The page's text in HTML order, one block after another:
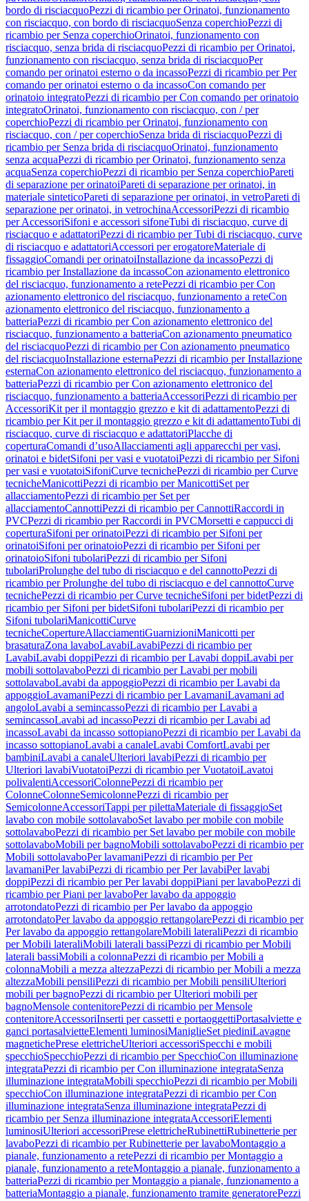
bordo di risciacquoPezzi di ricambio per Orinatoi, funzionamento
con risciacquo, con bordo di risciacquoSenza coperchioPezzi di
ricambio per Senza coperchioOrinatoi, funzionamento con
risciacquo, senza brida di risciacquoPezzi di ricambio per Orinatoi,
funzionamento con risciacquo, senza brida di risciacquoPer
comando per orinatoi esterno o da incassoPezzi di ricambio per Per
comando per orinatoi esterno o da incassoCon comando per
orinatoio integratoPezzi di ricambio per Con comando per orinatoio
integratoOrinatoi, funzionamento con risciacquo, con / per
coperchioPezzi di ricambio per Orinatoi, funzionamento con
risciacquo, con / per coperchioSenza brida di risciacquoPezzi di
ricambio per Senza brida di risciacquoOrinatoi, funzionamento
senza acquaPezzi di ricambio per Orinatoi, funzionamento senza
acquaSenza coperchioPezzi di ricambio per Senza coperchioPareti
di separazione per orinatoiPareti di separazione per orinatoi, in
materiale sinteticoPareti di separazione per orinatoi, in vetroPareti di
separazione per orinatoi, in vetrochinaAccessoriPezzi di ricambio
per AccessoriSifoni e accessori sifoneTubi di risciacquo, curve di
risciacquo e adattatoriPezzi di ricambio per Tubi di risciacquo, curve
di risciacquo e adattatoriAccessori per erogatoreMateriale di
fissaggioComandi per orinatoiInstallazione da incassoPezzi di
ricambio per Installazione da incassoCon azionamento elettronico
del risciacquo, funzionamento a retePezzi di ricambio per Con
azionamento elettronico del risciacquo, funzionamento a reteCon
azionamento elettronico del risciacquo, funzionamento a
batteriaPezzi di ricambio per Con azionamento elettronico del
risciacquo, funzionamento a batteriaCon azionamento pneumatico
del risciacquoPezzi di ricambio per Con azionamento pneumatico
del risciacquoInstallazione esternaPezzi di ricambio per Installazione
esternaCon azionamento elettronico del risciacquo, funzionamento a
batteriaPezzi di ricambio per Con azionamento elettronico del
risciacquo, funzionamento a batteriaAccessoriPezzi di ricambio per
AccessoriKit per il montaggio grezzo e kit di adattamentoPezzi di
ricambio per Kit per il montaggio grezzo e kit di adattamentoTubi di
risciacquo, curve di risciacquo e adattatoriPlacche di
coperturaComandi d’usoAllacciamenti agli apparecchi per vasi,
orinatoi e bidetSifoni per vasi e vuotatoiPezzi di ricambio per Sifoni
per vasi e vuotatoiSifoniCurve tecnichePezzi di ricambio per Curve
tecnicheManicottiPezzi di ricambio per ManicottiSet per
allacciamentoPezzi di ricambio per Set per
allacciamentoCannottiPezzi di ricambio per CannottiRaccordi in
PVCPezzi di ricambio per Raccordi in PVCMorsetti e cappucci di
coperturaSifoni per orinatoiPezzi di ricambio per Sifoni per
orinatoiSifoni per orinatoioPezzi di ricambio per Sifoni per
orinatoioSifoni tubolariPezzi di ricambio per Sifoni
tubolariProlunghe del tubo di risciacquo e del cannottoPezzi di
ricambio per Prolunghe del tubo di risciacquo e del cannottoCurve
tecnichePezzi di ricambio per Curve tecnicheSifoni per bidetPezzi di
ricambio per Sifoni per bidetSifoni tubolariPezzi di ricambio per
Sifoni tubolariManicottiCurve
tecnicheCopertureAllacciamentiGuarnizioniManicotti per
brasaturaZona lavaboLavabiLavabiPezzi di ricambio per
LavabiLavabi doppiPezzi di ricambio per Lavabi doppiLavabi per
mobili sottolavaboPezzi di ricambio per Lavabi per mobili
sottolavaboLavabi da appoggioPezzi di ricambio per Lavabi da
appoggioLavamaniPezzi di ricambio per LavamaniLavamani ad
angoloLavabi a semincassoPezzi di ricambio per Lavabi a
semincassoLavabi ad incassoPezzi di ricambio per Lavabi ad
incassoLavabi da incasso sottopianoPezzi di ricambio per Lavabi da
incasso sottopianoLavabi a canaleLavabi ComfortLavabi per
bambiniLavabi a canaleUlteriori lavabiPezzi di ricambio per
Ulteriori lavabiVuotatoiPezzi di ricambio per VuotatoiLavatoi
polivalentiAccessoriColonnePezzi di ricambio per
ColonneColonneSemicolonnePezzi di ricambio per
SemicolonneAccessoriTappi per pilettaMateriale di fissaggioSet
lavabo con mobile sottolavaboSet lavabo per mobile con mobile
sottolavaboPezzi di ricambio per Set lavabo per mobile con mobile
sottolavaboMobili per bagnoMobili sottolavaboPezzi di ricambio per
Mobili sottolavaboPer lavamaniPezzi di ricambio per Per
lavamaniPer lavabiPezzi di ricambio per Per lavabiPer lavabi
doppiPezzi di ricambio per Per lavabi doppiPiani per lavaboPezzi di
ricambio per Piani per lavaboPer lavabo da appoggio
arrotondatoPezzi di ricambio per Per lavabo da appoggio
arrotondatoPer lavabo da appoggio rettangolarePezzi di ricambio per
Per lavabo da appoggio rettangolareMobili lateraliPezzi di ricambio
per Mobili lateraliMobili laterali bassiPezzi di ricambio per Mobili
laterali bassiMobili a colonnaPezzi di ricambio per Mobili a
colonnaMobili a mezza altezzaPezzi di ricambio per Mobili a mezza
altezzaMobili pensiliPezzi di ricambio per Mobili pensiliUlteriori
mobili per bagnoPezzi di ricambio per Ulteriori mobili per
bagnoMensole contenitorePezzi di ricambio per Mensole
contenitoreAccessoriInserti per cassetti e portaoggettiPortasalviette e
ganci portasalvietteElementi luminosiManiglieSet piediniLavagne
magnetichePrese elettricheUlteriori accessoriSpecchi e mobili
specchioSpecchioPezzi di ricambio per SpecchioCon illuminazione
integrataPezzi di ricambio per Con illuminazione integrataSenza
illuminazione integrataMobili specchioPezzi di ricambio per Mobili
specchioCon illuminazione integrataPezzi di ricambio per Con
illuminazione integrataSenza illuminazione integrataPezzi di
ricambio per Senza illuminazione integrataAccessoriElementi
luminosiUlteriori accessoriPrese elettricheRubinettiRubinetterie per
lavaboPezzi di ricambio per Rubinetterie per lavaboMontaggio a
pianale, funzionamento a retePezzi di ricambio per Montaggio a
pianale, funzionamento a reteMontaggio a pianale, funzionamento a
batteriaPezzi di ricambio per Montaggio a pianale, funzionamento a
batteriaMontaggio a pianale, funzionamento tramite generatorePezzi